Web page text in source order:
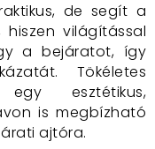
de segít a
világítással
a bejáratot, így
Tökéletes
esztétikus,
is megbízható
ajtóra.